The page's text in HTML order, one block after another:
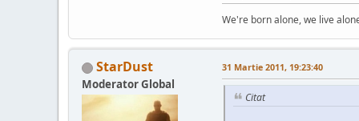
We're born alone, we live
StarDust
Moderator Global
31 Martie 2011, 19:23:40
Citat